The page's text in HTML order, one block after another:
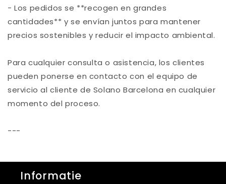
- Los pedidos se **recogen en grandes
cantidades** y se envían juntos para mantener
precios sostenibles y reducir el impacto ambiental.
Para cualquier consulta o asistencia, los clientes
pueden ponerse en contacto con el equipo de
servicio al cliente de Solano Barcelonaen cualquier
momento del proceso.
---
Informatie